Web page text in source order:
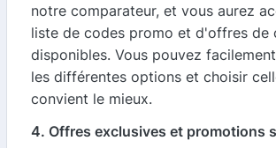
notre comparateur, et vous aurez
liste de codes promo et d'offres de
disponibles. Vous pouvez
les différentes options et choisir
convient le mieux.
4. Offres exclusives et promotions